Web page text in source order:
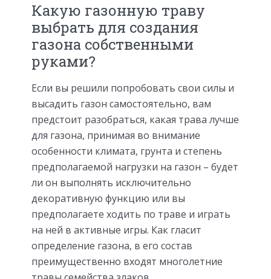
Какую газонную траву
выбрать для создания
газона собственными
руками?
Если вы решили попробовать свои силы и
высадить газон самостоятельно, вам
предстоит разобраться, какая трава лучше
для газона, принимая во внимание
особенности климата, грунта и степень
предполагаемой нагрузки на газон – будет
ли он выполнять исключительно
декоративную функцию или вы
предполагаете ходить по траве и играть
на ней в активные игры. Как гласит
определение газона, в его состав
преимущественно входят многолетние